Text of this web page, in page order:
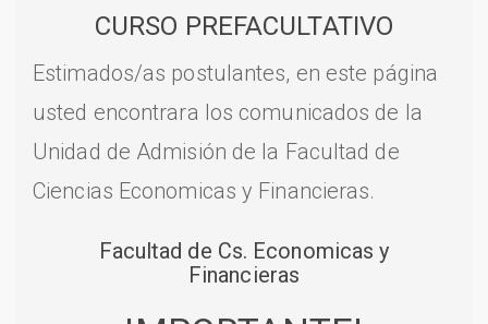
CURSO PREFACULTATIVO
Estimados/as postulantes, en este página
usted encontrara los comunicados de la
Unidad de Admisión de la Facultad de
Ciencias Economicas y Financieras.
Facultad de Cs. Economicas y
Financieras